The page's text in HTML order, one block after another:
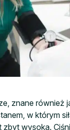
znane również
w którym
zbyt wysoka.